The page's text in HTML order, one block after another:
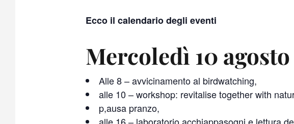
Ecco il calendario degli eventi
Mercoledì 10 agosto
Alle 8 – avvicinamento al birdwatching,
alle 10 – workshop: revitalise together with
p,ausa pranzo,